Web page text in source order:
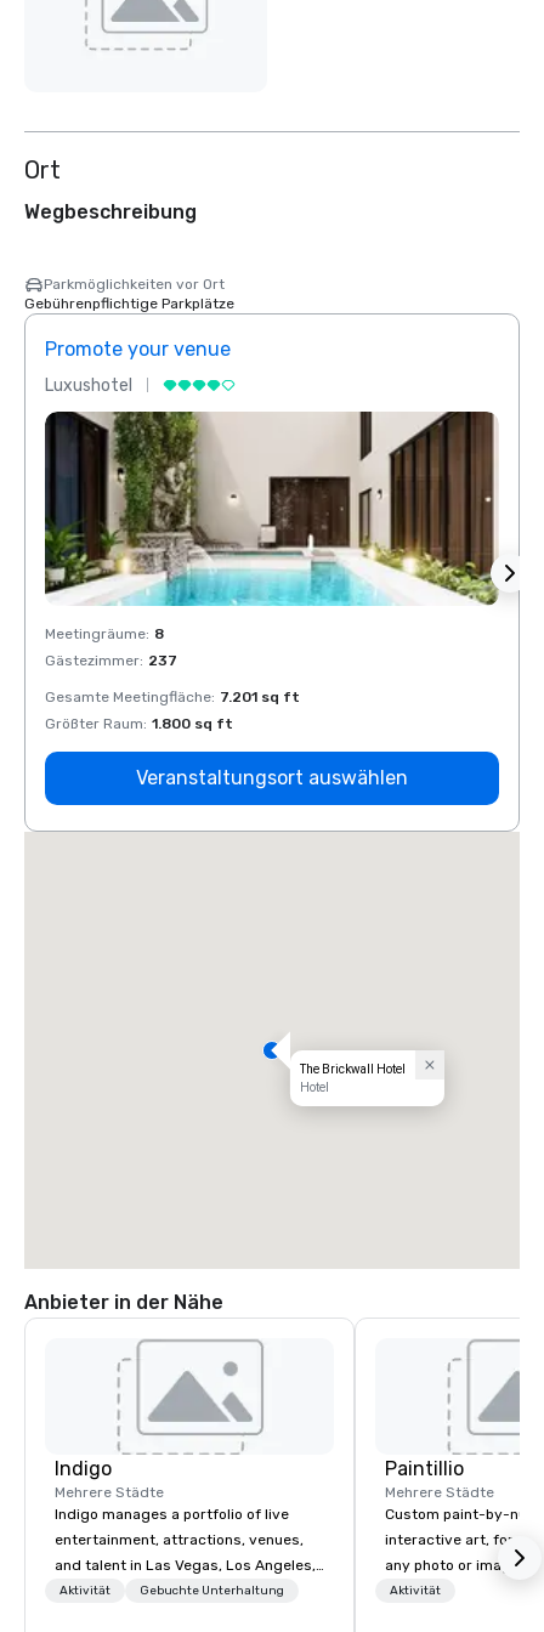
Ort
Wegbeschreibung
Parkmöglichkeiten vor Ort
Gebührenpflichtige Parkplätze
Promote your venue
Luxushotel
Meetingräume: 8
Gästezimmer: 237
Gesamte Meetingfläche: 7.201 sq ft
Größter Raum: 1.800 sq ft
Veranstaltungsort auswählen
The Brickwall Hotel
Hotel
Anbieter in der Nähe
Indigo
Mehrere Städte
Indigo manages a portfolio of live
entertainment, attractions, venues,
and talent in Las Vegas, Los Angeles,
and Atlantic City. We specialize in
Aktivität Gebuchte Unterhaltung
Paintillio
Mehrere Städte
Custom paint-by-
interactive art, for
any photo or image
by-number kits of
Aktivität